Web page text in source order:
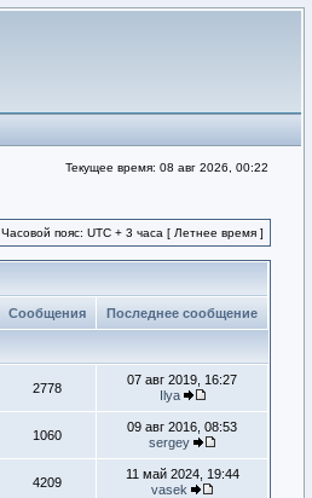
Текущее время: 08 авг 2026, 00:22
Часовой пояс: UTC + 3 часа [ Летнее время ]
Сообщения Последнее сообщение
2778
07 авг 2019, 16:27
Ilya
1060
09 авг 2016, 08:53
sergey
4209
11 май 2024, 19:44
vasek